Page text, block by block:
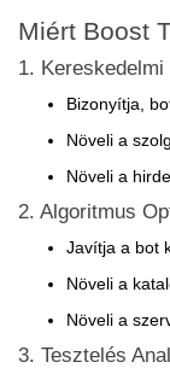
Miért Boost
1.
Bizonyítja,
Növeli a
Növeli a
2. Algoritmus
Javítja a bot
Növeli a
Növeli a
3. Tesztelés